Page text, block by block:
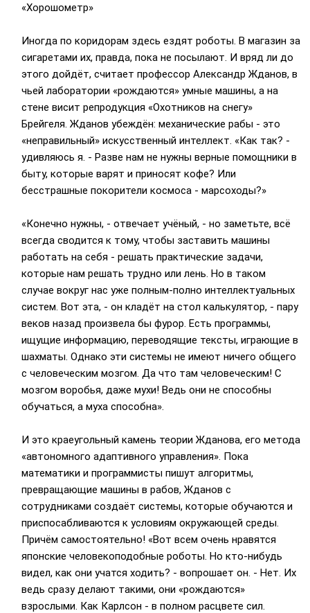
«Хорошометр»
Иногда по коридорам здесь ездят роботы. В магазин за
сигаретами их, правда, пока не посылают. И вряд ли до
этого дойдёт, считает профессор Александр Жданов, в
чьей лаборатории «рождаются» умные машины, а на
стене висит репродукция «Охотников на снегу»
Брейгеля. Жданов убеждён: механические рабы - это
«неправильный» искусственный интеллект. «Как так? -
удивляюсь я. - Разве нам не нужны верные помощники в
быту, которые варят и приносят кофе? Или
бесстрашные покорители космоса - марсоходы?»
«Конечно нужны, - отвечает учёный, - но заметьте, всё
всегда сводится к тому, чтобы заставить машины
работать на себя - решать практические задачи,
которые нам решать трудно или лень. Но в таком
случае вокруг нас уже полным-полно интеллектуальных
систем. Вот эта, - он кладёт на стол калькулятор, - пару
веков назад произвела бы фурор. Есть программы,
ищущие информацию, переводящие тексты, играющие в
шахматы. Однако эти системы не имеют ничего общего
с человеческим мозгом. Да что там человеческим! С
мозгом воробья, даже мухи! Ведь они не способны
обучаться, а муха способна».
И это краеугольный камень теории Жданова, его метода
«автономного адаптивного управления». Пока
математики и программисты пишут алгоритмы,
превращающие машины в рабов, Жданов с
сотрудниками создаёт системы, которые обучаются и
приспосабливаются к условиям окружающей среды.
Причём самостоятельно! «Вот всем очень нравятся
японские человекоподобные роботы. Но кто-нибудь
видел, как они учатся ходить? - вопрошает он. - Нет. Их
ведь сразу делают такими, они «рождаются»
взрослыми. Как Карлсон - в полном расцвете сил.